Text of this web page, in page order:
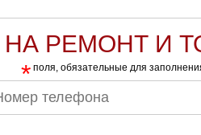
РЕМОНТ И ТО
* поля, обязательные для